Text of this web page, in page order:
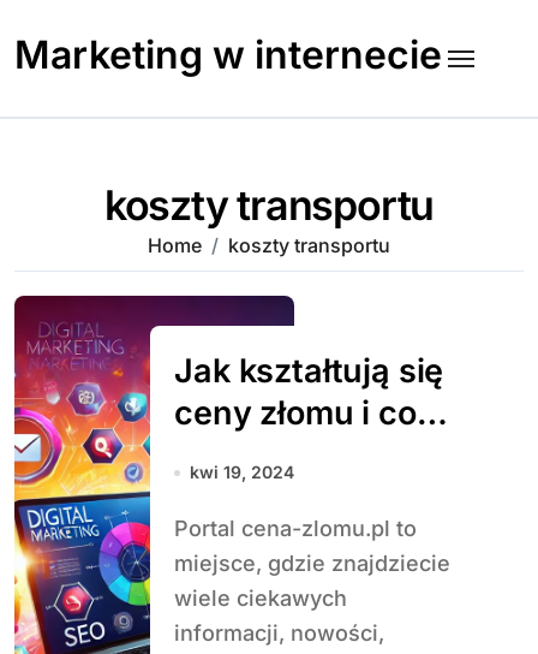
content
Marketing w internecie
koszty transportu
Home koszty transportu
Jak kształtują się
ceny złomu i co
na nie wpływa?
kwi 19, 2024
Portal cena-zlomu.pl to
miejsce, gdzie znajdziecie
wiele ciekawych
informacji, nowości,